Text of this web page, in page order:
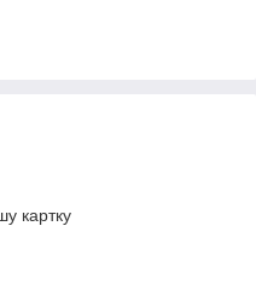
картку